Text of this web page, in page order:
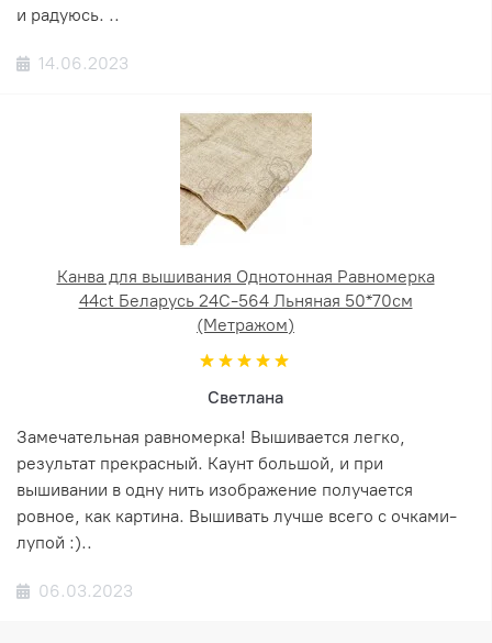
и радуюсь. ..
14.06.2023
Канва для вышивания Однотонная Равномерка
44ct Беларусь 24С-564 Льняная 50*70см
(Метражом)
Светлана
Замечательная равномерка! Вышивается легко,
результат прекрасный. Каунт большой, и при
вышивании в одну нить изображение получается
ровное, как картина. Вышивать лучше всего с очками-
лупой :)..
06.03.2023